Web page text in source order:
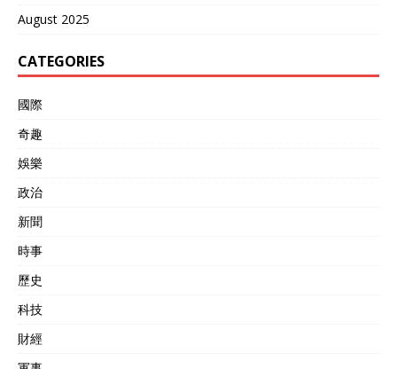
August 2025
CATEGORIES
國際
奇趣
娛樂
政治
新聞
時事
歷史
科技
財經